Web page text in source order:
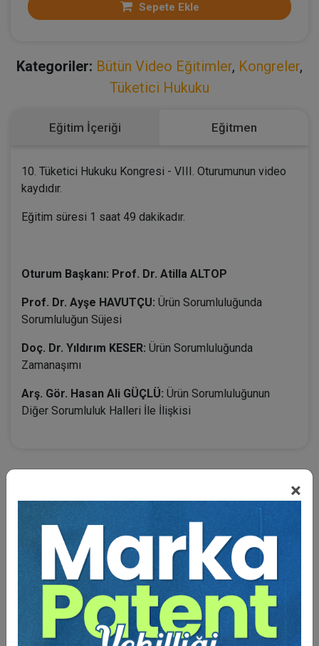
×
Sepete Ekle
Kategoriler: Bütün Video Eğitimler, Kongreler,
Tüketici Hukuku
Eğitim İçeriği Eğitmen
10. Tüketici Hukuku Kongresi - VIII. Oturumunun video
kaydıdır.
Eğitim süresi 1 saat 49 dakikadır.
Oturum Başkanı: Prof. Dr. Atilla ALTOP
Prof. Dr. Ayşe HAVUTÇU: Ürün Sorumluluğunda
Sorumluluğun Süjesi
Doç. Dr. Yıldırım KESER: Ürün Sorumluluğunda
Zamanaşımı
Arş. Gör. Hasan Ali GÜÇLÜ: Ürün Sorumluluğunun
Diğer Sorumluluk Halleri İle İlişkisi
BENZER VIDEO EĞITIMLER
Video Eğitim Abonesi Ol: Sadece 5490 TL / Yıllık
Tüketici Hukuku Enstitüsü